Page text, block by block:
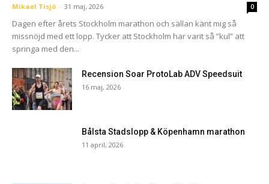
Mikael Tisjö - 31 maj, 2026 0
Dagen efter årets Stockholm marathon och sällan känt mig så
missnöjd med ett lopp. Tycker att Stockholm har varit så ”kul” att
springa med den...
Recension Soar ProtoLab ADV Speedsuit
16 maj, 2026
Bålsta Stadslopp & Köpenhamn marathon
11 april, 2026